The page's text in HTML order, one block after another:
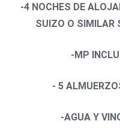
-4 NOCHES DE
SUIZO O SIMILAR
-MP
- 5
-AGUA Y